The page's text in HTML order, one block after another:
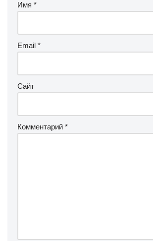
Имя *
Email *
Сайт
Комментарий *